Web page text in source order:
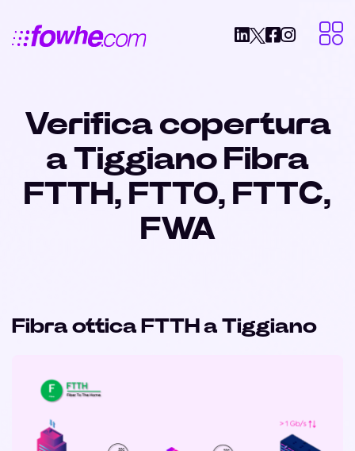
Verifica copertura
a Tiggiano Fibra
FTTH, FTTO, FTTC,
FWA
Fibra ottica FTTH a Tiggiano